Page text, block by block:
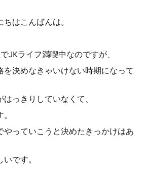
はこんばんは。
JKライフ満喫中なのですが、
を決めなきゃいけない時期になって
っきりしていなくて、
やっていこうと決めたきっかけはあ
です。